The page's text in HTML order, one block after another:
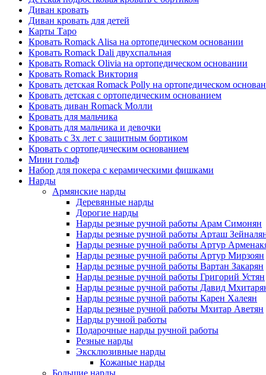
Диван кровать
Диван кровать для детей
Карты Таро
Кровать Romack Alisa на ортопедическом основании
Кровать Romack Dali двухспальная
Кровать Romack Olivia на ортопедическом основании
Кровать Romack Виктория
Кровать детская Romack Polly на ортопедическом
Кровать детская с ортопедическим основанием
Кровать диван Romack Молли
Кровать для мальчика
Кровать для мальчика и девочки
Кровать с 3х лет с защитным бортиком
Кровать с ортопедическим основанием
Мини гольф
Набор для покера с керамическими фишками
Нарды
Армянские нарды
Деревянные нарды
Дорогие нарды
Нарды резные ручной работы Арам Симонян
Нарды резные ручной работы Арташ
Нарды резные ручной работы Артур
Нарды резные ручной работы Артур Мирзоян
Нарды резные ручной работы Вартан Закарян
Нарды резные ручной работы Григорий Устян
Нарды резные ручной работы Давид
Нарды резные ручной работы Карен Халеян
Нарды резные ручной работы Мхитар Аветян
Нарды ручной работы
Подарочные нарды ручной работы
Резные нарды
Эксклюзивные нарды
Кожаные нарды